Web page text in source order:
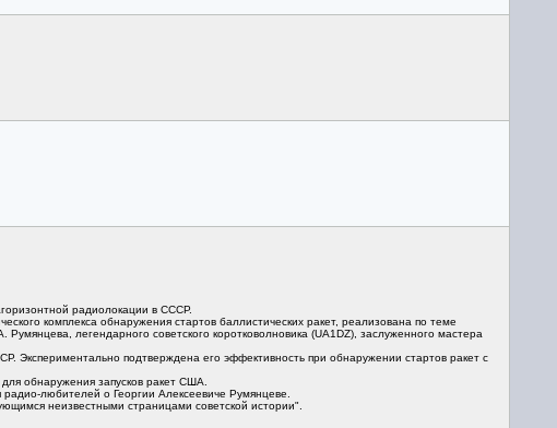
радиолокации в СССР.
комплекса обнаружения стартов баллистических ракет, реализована по теме
легендарного советского коротковолновика (UA1DZ), заслуженного мастера
Экспериментально подтверждена его эффективность при обнаружении стартов ракет с
обнаружения запусков ракет США.
любителей о Георгии Алексеевиче Румянцеве.
неизвестными страницами советской истории".